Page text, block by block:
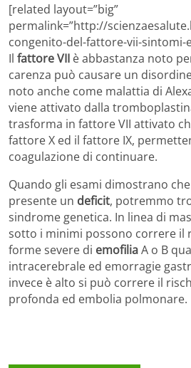
[related layout=”big”
permalink=”http://
congenito-del-fattore-vii-sintomi-
Il fattore VII è abbastanza noto
carenza può causare un
noto anche come malattia di
viene attivato dalla
trasforma in fattore VII attivato
fattore X ed il fattore IX,
coagulazione di continuare.
Quando gli esami dimostrano
presente un deficit, potremmo
sindrome genetica. In linea di
sotto i minimi possono correre il
forme severe di emofiliaA o B
intracerebrale ed emorragie
invece è alto si può correre il
profonda ed embolia polmonare.